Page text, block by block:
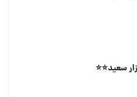
سعید⭐️⭐️